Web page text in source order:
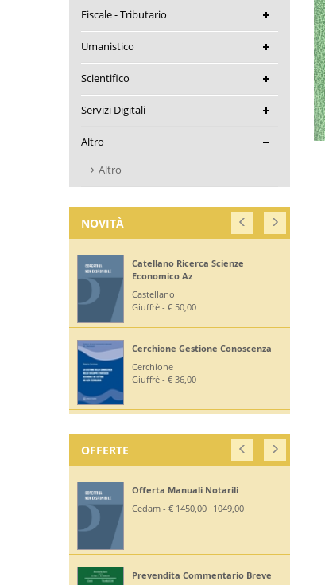
Fiscale - Tributario
Umanistico
Scientifico
Servizi Digitali
Altro
Altro
NOVITÀ
Catellano Ricerca Scienze
Economico Az
Castellano
Giuffrè - € 50,00
Cerchione Gestione Conoscenza
Cerchione
Giuffrè - € 36,00
OFFERTE
Offerta Manuali Notarili
Cedam - € 1450,00 1049,00
Prevendita Commentario Breve